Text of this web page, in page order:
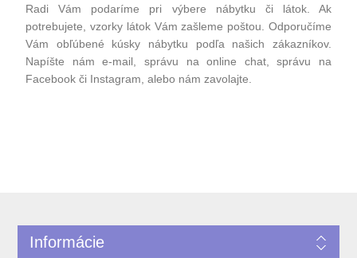
Radi Vám podaríme pri výbere nábytku či látok. Ak
potrebujete, vzorky látok Vám zašleme poštou. Odporučíme
Vám obľúbené kúsky nábytku podľa našich zákazníkov.
Napíšte nám e-mail, správu na online chat, správu na
Facebook či Instagram, alebo nám zavolajte.
Informácie